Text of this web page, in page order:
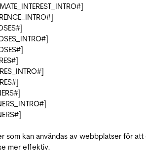
som kan användas av webbplatser för att
mer effektiv.